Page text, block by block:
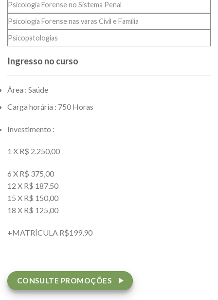
Psicologia Forense no Sistema Penal
Psicologia Forense nas varas Civil e Família
Psicopatologias
Ingresso no curso
Área : Saúde
Carga horária : 750 Horas
Investimento :
1 X R$ 2.250,00
6 X R$ 375,00
12 X R$ 187,50
15 X R$ 150,00
18 X R$ 125,00
+MATRÍCULA R$199,90
CONSULTE PROMOÇÕES